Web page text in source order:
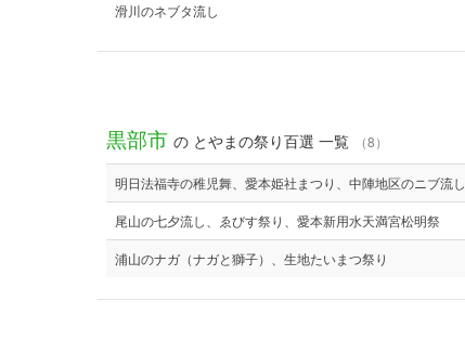
滑川のネブタ流し
黒部市 の とやまの祭り百選 一覧 （8）
明日法福寺の稚児舞、愛本姫社まつり、中陣地区のニブ流し
尾山の七夕流し、ゑびす祭り、愛本新用水天満宮松明祭
浦山のナガ（ナガと獅子）、生地たいまつ祭り